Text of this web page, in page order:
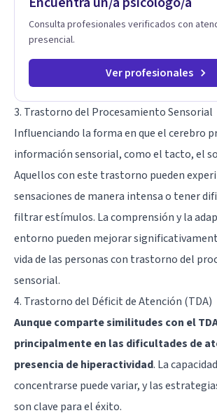
sobre tu vida diaria.
Consulta profesionales verificados con
presencial.
Ver profesionales
3. Trastorno del Procesamiento Sensorial
Influenciando la forma en que el cerebro
información sensorial, como el tacto, el
Aquellos con este trastorno pueden
sensaciones de manera intensa o tener
filtrar estímulos. La comprensión y la
entorno pueden mejorar
vida de las personas con trastorno del
sensorial.
4. Trastorno del Déficit de Atención (TDA)
Aunque comparte similitudes con el
principalmente en las dificultades de
presencia de hiperactividad. La
concentrarse puede variar, y las
son clave para el éxito.